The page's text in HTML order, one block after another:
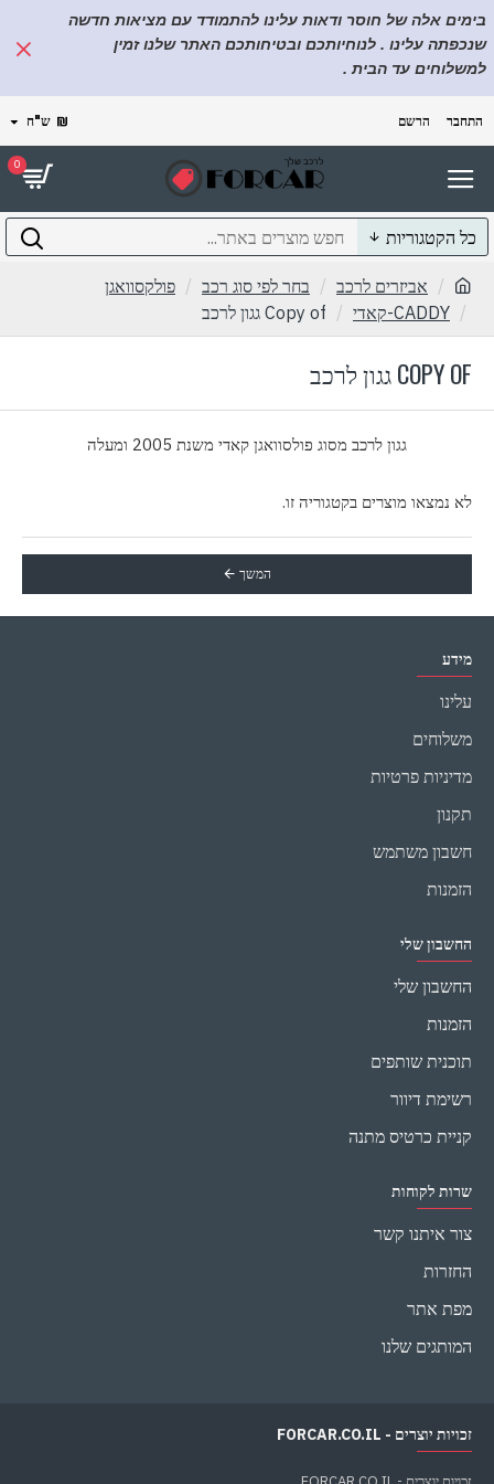
בימים אלה של חוסר ודאות עלינו להתמודד עם מציאות חדשה
שנכפתה עלינו . לנוחיותכם ובטיחותכם האתר שלנו זמין
למשלוחים עד הבית .
התחבר הרשם ₪ ש"ח
0
כל הקטגוריות
אביזרים לרכב בחר לפי סוג רכב
פולקסוואגן
CADDY-קאדי
Copy of גגון לרכב
COPY OF גגון לרכב
גגון לרכב מסוג פולסוואגן קאדי משנת 2005 ומעלה
לא נמצאו מוצרים בקטגוריה זו.
המשך
מידע
עלינו
משלוחים
מדיניות פרטיות
תקנון
חשבון משתמש
הזמנות
החשבון שלי
החשבון שלי
הזמנות
תוכנית שותפים
רשימת דיוור
קניית כרטיס מתנה
שרות לקוחות
צור איתנו קשר
החזרות
מפת אתר
המותגים שלנו
זכויות יוצרים - FORCAR.CO.IL